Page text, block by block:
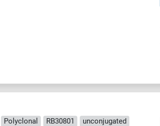
Polyclonal RB30801 unconjugated